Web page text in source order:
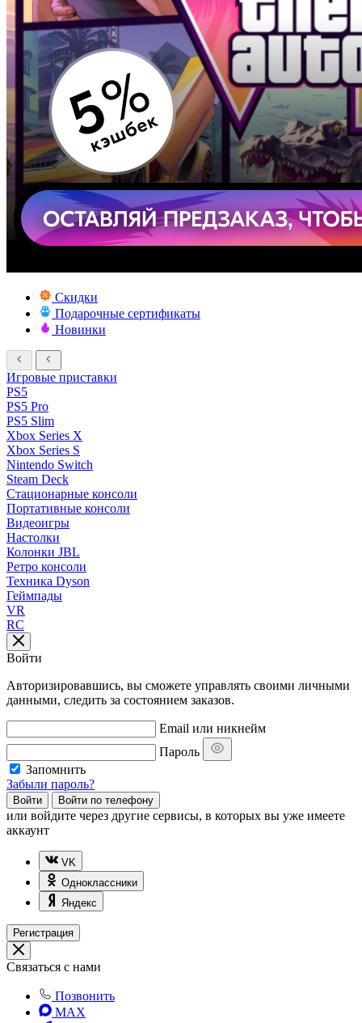
Скидки
Подарочные сертификаты
Новинки
Игровые приставки
PS5
PS5 Pro
PS5 Slim
Xbox Series X
Xbox Series S
Nintendo Switch
Steam Deck
Стационарные консоли
Портативные консоли
Видеоигры
Настолки
Колонки JBL
Ретро консоли
Техника Dyson
Геймпады
VR
RC
Войти
Авторизировавшись, вы сможете управлять своими личными
данными, следить за состоянием заказов.
Email или никнейм
Пароль
Запомнить
Забыли пароль?
Войти Войти по телефону
или войдите через другие сервисы, в которых вы уже имеете
аккаунт
VK
Одноклассники
Яндекс
Регистрация
Связаться с нами
Позвонить
MAX